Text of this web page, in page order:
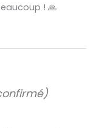
! 🙏